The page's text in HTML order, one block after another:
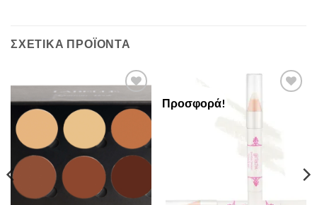
ΣΧΕΤΙΚΆ ΠΡΟΪΌΝΤΑ
Add to
Wishlist
Προσφορά!